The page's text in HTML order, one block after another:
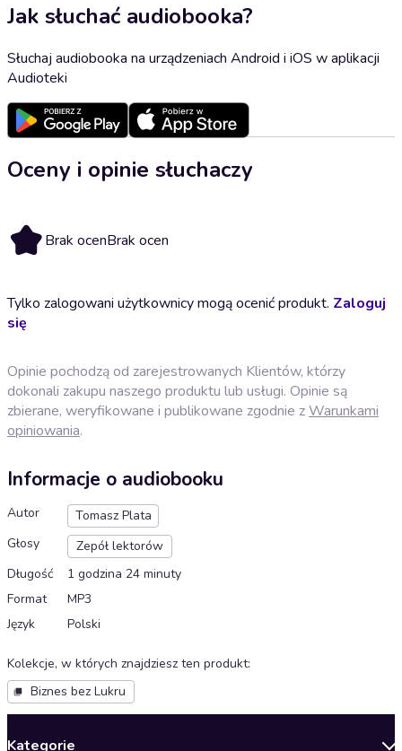
Jak słuchać audiobooka?
Słuchaj audiobooka na urządzeniach Android i iOS w aplikacji
Audioteki
Oceny i opinie słuchaczy
Brak ocenBrak ocen
Tylko zalogowani użytkownicy mogą ocenić produkt. Zaloguj
się
Opinie pochodzą od zarejestrowanych Klientów, którzy
dokonali zakupu naszego produktu lub usługi. Opinie są
zbierane, weryfikowane i publikowane zgodnie zWarunkami
opiniowania.
Informacje o audiobooku
Autor
Tomasz Plata
Głosy
Zepół lektorów
Długość
1 godzina 24 minuty
Format
MP3
Język
Polski
Kolekcje, w których znajdziesz ten produkt:
Biznes bez Lukru
Kategorie